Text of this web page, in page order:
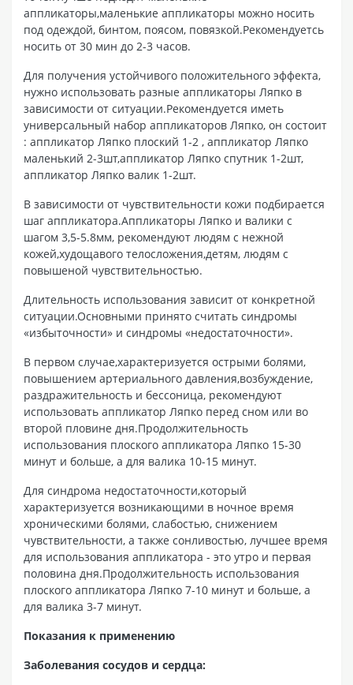
аппликаторы,маленькие аппликаторы можно носить
под одеждой, бинтом, поясом, повязкой.Рекомендуетсь
носить от 30 мин до 2-3 часов.
Для получения устойчивого положительного эффекта,
нужно использовать разные аппликаторы Ляпко в
зависимости от ситуации.Рекомендуется иметь
универсальный набор аппликаторов Ляпко, он состоит
: аппликатор Ляпко плоский 1-2 , аппликатор Ляпко
маленький 2-3шт,аппликатор Ляпко спутник 1-2шт,
аппликатор Ляпко валик 1-2шт.
В зависимости от чувствительности кожи подбирается
шаг аппликатора.Аппликаторы Ляпко и валики с
шагом 3,5-5.8мм, рекомендуют людям с нежной
кожей,худощавого телосложения,детям, людям с
повышеной чувствительностью.
Длительность использования зависит от конкретной
ситуации.Основными принято считать синдромы
«избыточности» и синдромы «недостаточности».
В первом случае,характеризуется острыми болями,
повышением артериального давления,возбуждение,
раздражительность и бессоница, рекомендуют
использовать аппликатор Ляпко перед сном или во
второй пловине дня.Продолжительность
использования плоского аппликатора Ляпко 15-30
минут и больше, а для валика 10-15 минут.
Для синдрома недостаточности,который
характеризуется возникающими в ночное время
хроническими болями, слабостью, снижением
чувствительности, а также сонливостью, лучшее время
для использования аппликатора - это утро и первая
половина дня.Продолжительность использования
плоского аппликатора Ляпко 7-10 минут и больше, а
для валика 3-7 минут.
Показания к применению
Заболевания сосудов и сердца: